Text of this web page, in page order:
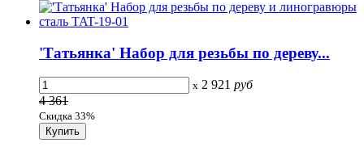
'Татьянка' Набор для резьбы по дереву...
x 2 921 руб
4 361
Скидка 33%